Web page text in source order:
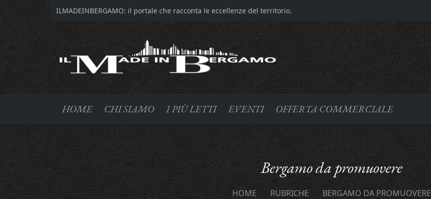
ILMADEINBERGAMO: il portale che racconta le eccellenze del territorio.
HOME CHI SIAMO I PIÙ LETTI EVENTI OFFERTA COMMERCIALE
Bergamo da promuovere
HOME RUBRICHE BERGAMO DA PROMUOVERE